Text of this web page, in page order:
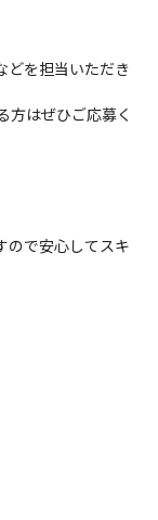
どを担当いただき
方はぜひご応募く
ので安心してスキ